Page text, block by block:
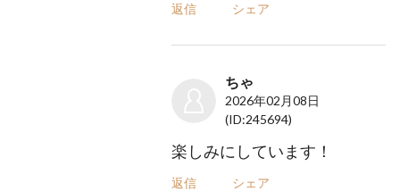
返信 シェア
ちゃ
2026年02月08日
(ID:245694)
楽しみにしています！
返信 シェア